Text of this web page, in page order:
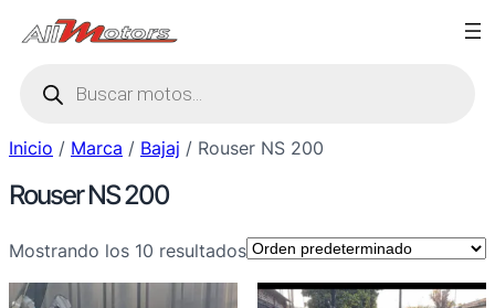
Saltar
al
productos
Inicio / Marca / Bajaj / Rouser NS 200
Rouser NS 200
Mostrando los 10 resultados